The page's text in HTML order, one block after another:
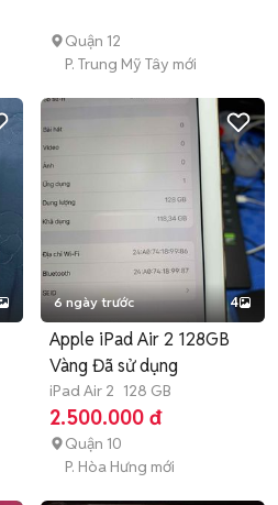
Quận 12
P. Trung Mỹ Tây mới
6 ngày trước 4
Apple iPad Air 2 128GB
Vàng Đã sử dụng
iPad Air 2 128 GB
2.500.000 đ
Quận 10
P. Hòa Hưng mới